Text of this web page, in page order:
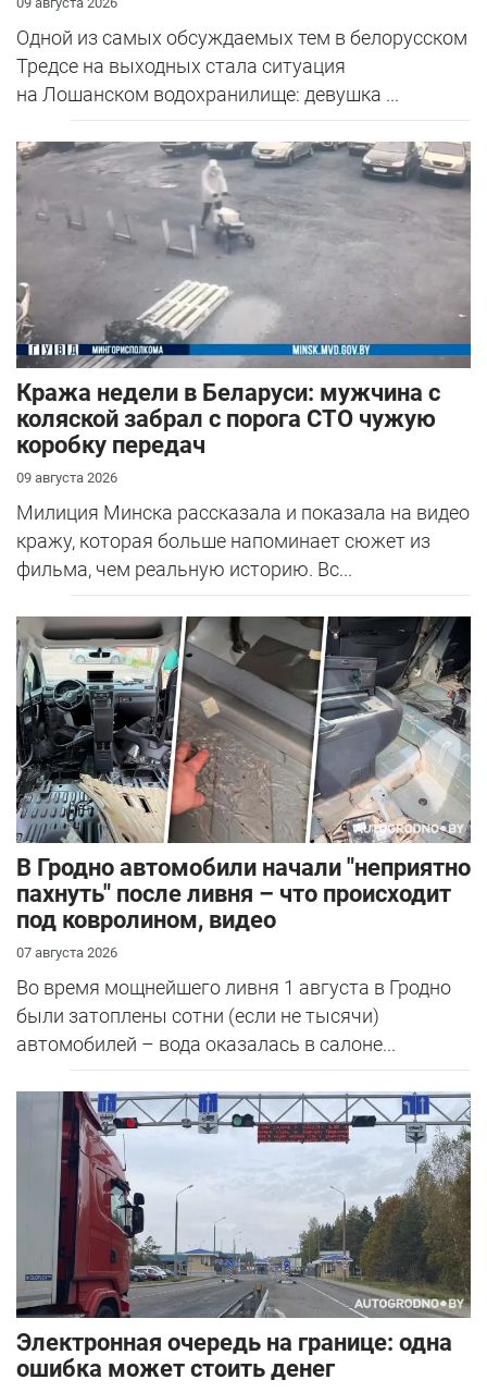
Одной из самых обсуждаемых тем в белорусском
Тредсе на выходных стала ситуация
на Лошанском водохранилище: девушка ...
Кража недели в Беларуси: мужчина с
коляской забрал с порога СТО чужую
коробку передач
09 августа 2026
Милиция Минска рассказала и показала на видео
кражу, которая больше напоминает сюжет из
фильма, чем реальную историю. Вс...
В Гродно автомобили начали "неприятно
пахнуть" после ливня – что происходит
под ковролином, видео
07 августа 2026
Во время мощнейшего ливня 1 августа в Гродно
были затоплены сотни (если не тысячи)
автомобилей – вода оказалась в салоне...
Электронная очередь на границе: одна
ошибка может стоить денег